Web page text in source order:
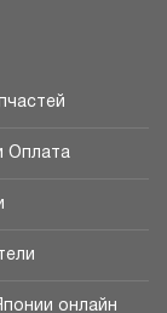
Оплата
онлайн